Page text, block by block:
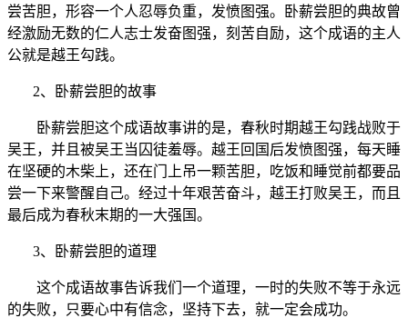
尝苦胆，形容一个人忍辱负重，发愤图强。卧薪尝胆的典故曾
经激励无数的仁人志士发奋图强，刻苦自励，这个成语的主人
公就是越王勾践。
2、卧薪尝胆的故事
卧薪尝胆这个成语故事讲的是，春秋时期越王勾践战败于
吴王，并且被吴王当囚徒羞辱。越王回国后发愤图强，每天睡
在坚硬的木柴上，还在门上吊一颗苦胆，吃饭和睡觉前都要品
尝一下来警醒自己。经过十年艰苦奋斗，越王打败吴王，而且
最后成为春秋末期的一大强国。
3、卧薪尝胆的道理
这个成语故事告诉我们一个道理，一时的失败不等于永远
的失败，只要心中有信念，坚持下去，就一定会成功。